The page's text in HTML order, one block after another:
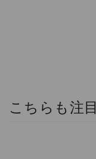
こちらも注目